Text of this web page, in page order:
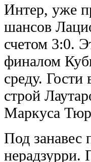
Интер, уже
шансов
счетом 3:0.
финалом
среду.
строй
Маркуса
Под занавес
нерадзурри.